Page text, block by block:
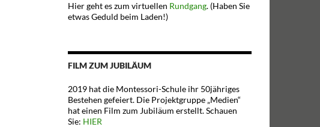
Hier geht es zum virtuellen Rundgang. (Haben Sie
etwas Geduld beim Laden!)
FILM ZUM JUBILÄUM
2019 hat die Montessori-Schule ihr 50jähriges
Bestehen gefeiert. Die Projektgruppe „Medien“
hat einen Film zum Jubiläum erstellt. Schauen
Sie: HIER